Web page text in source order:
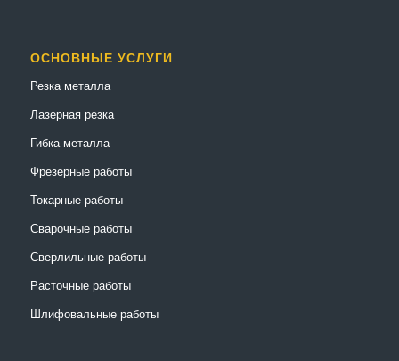
ОСНОВНЫЕ УСЛУГИ
Резка металла
Лазерная резка
Гибка металла
Фрезерные работы
Токарные работы
Сварочные работы
Сверлильные работы
Расточные работы
Шлифовальные работы